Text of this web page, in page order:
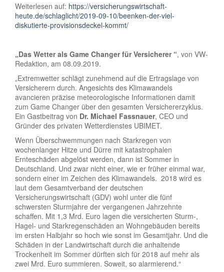
Weiterlesen auf: https://versicherungswirtschaft-
heute.de/schlaglicht/2019-09-10/beenken-der-viel-
diskutierte-provisionsdeckel-kommt/
„Das Wetter als Game Changer für Versicherer “, von VW-
Redaktion, am 08.09.2019.
„Extremwetter schlägt zunehmend auf die Ertragslage von
Versicherern durch. Angesichts des Klimawandels
avancieren präzise meteorologische Informationen damit
zum Game Changer über den gesamten Versichererzyklus.
Ein Gastbeitrag von Dr. Michael Fassnauer, CEO und
Gründer des privaten Wetterdienstes UBIMET.
Wenn Überschwemmungen nach Starkregen von
wochenlanger Hitze und Dürre mit katastrophalen
Ernteschäden abgelöst werden, dann ist Sommer in
Deutschland. Und zwar nicht einer, wie er früher einmal war,
sondern einer im Zeichen des Klimawandels. 2018 wird es
laut dem Gesamtverband der deutschen
Versicherungswirtschaft (GDV) wohl unter die fünf
schwersten Sturmjahre der vergangenen Jahrzehnte
schaffen. Mit 1,3 Mrd. Euro lagen die versicherten Sturm-,
Hagel- und Starkregenschäden an Wohngebäuden bereits
im ersten Halbjahr so hoch wie sonst im Gesamtjahr. Und die
Schäden in der Landwirtschaft durch die anhaltende
Trockenheit im Sommer dürften sich für 2018 auf mehr als
zwei Mrd. Euro summieren. Soweit, so alarmierend.“